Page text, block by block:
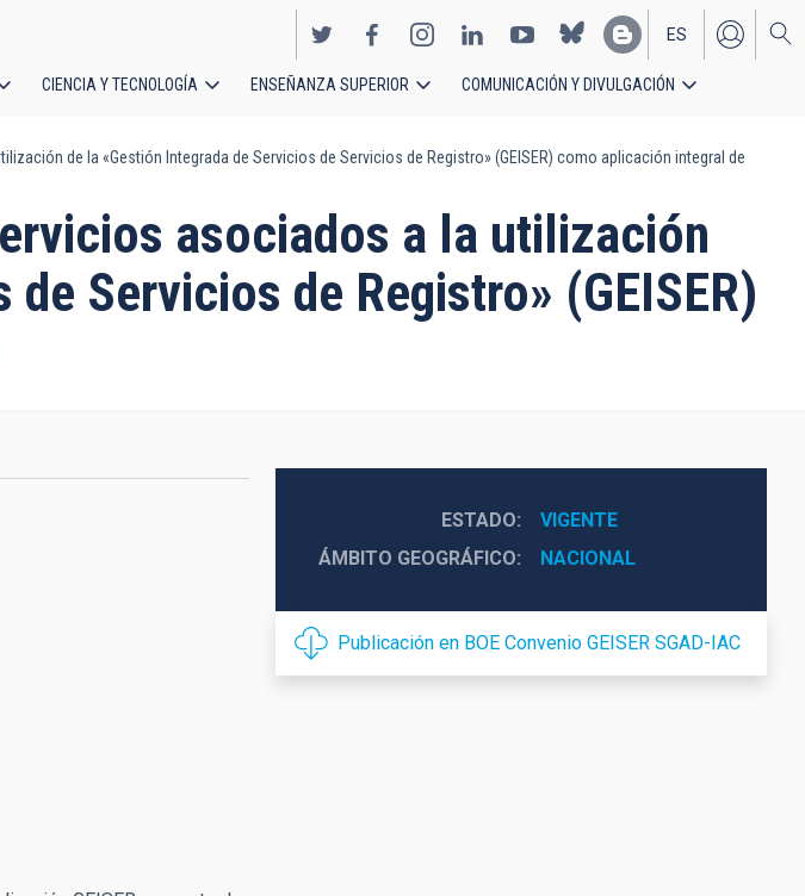
EN
ES
CIENCIA Y TECNOLOGÍA ENSEÑANZA SUPERIOR COMUNICACIÓN Y DIVULGACIÓN
de la «Gestión Integrada de Servicios de Servicios de Registro» (GEISER) como aplicación integral de
asociados a la utilización
Servicios de Registro» (GEISER)
ESTADO
VIGENTE
ÁMBITO GEOGRÁFICO
NACIONAL
Publicación en BOE Convenio GEISER SGAD-IAC